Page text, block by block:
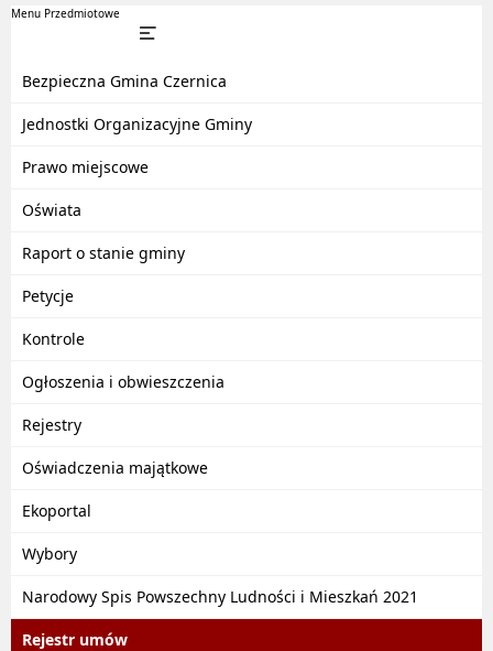
Menu Przedmiotowe
Bezpieczna Gmina Czernica
Jednostki Organizacyjne Gminy
Prawo miejscowe
Oświata
Raport o stanie gminy
Petycje
Kontrole
Ogłoszenia i obwieszczenia
Rejestry
Oświadczenia majątkowe
Ekoportal
Wybory
Narodowy Spis Powszechny Ludności i Mieszkań 2021
Rejestr umów